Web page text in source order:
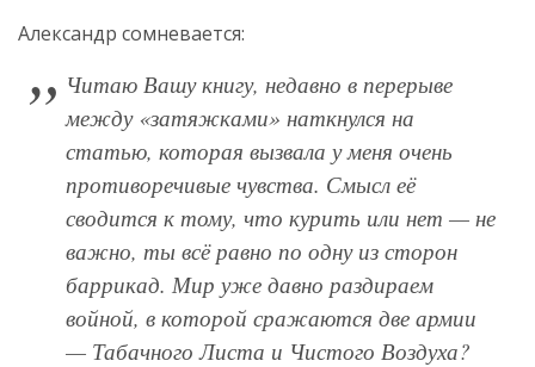
Александр сомневается:
Читаю Вашу книгу, недавно в перерыве
между «затяжками» наткнулся на
статью, которая вызвала у меня очень
противоречивые чувства. Смысл её
сводится к тому, что курить или нет — не
важно, ты всё равно по одну из сторон
баррикад. Мир уже давно раздираем
войной, в которой сражаются две армии
— Табачного Листа и Чистого Воздуха?